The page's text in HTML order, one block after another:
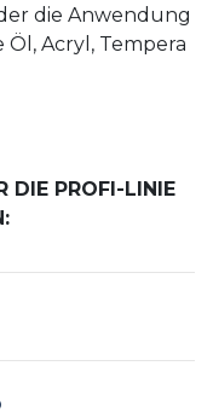
die Anwendung
Acryl, Tempera
DIE PROFI-LINIE